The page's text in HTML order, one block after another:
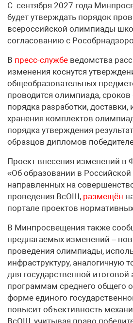
С сентября 2027 года
будет утверждать порядок
всероссийской олимпиады
согласованию с
В пресс-службе ведомства
изменения коснутся
общеобразовательных
проводится олимпиада, сроков
порядка разработки, доставки,
хранения комплектов
порядка утверждения
образцов дипломов
Проект внесения изменений в
«Об образовании в
направленных на
проведения ВсОШ, размещён
портале проектов
В Минпросвещения также
предлагаемых изменений –
проведения олимпиады,
инфраструктуру, аналогичную
для государственной итоговой
программам среднего общего
форме единого
повысит объективность